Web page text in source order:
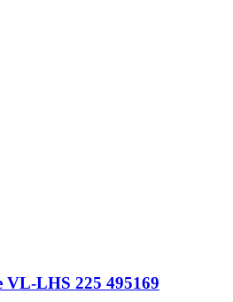
VL-LHS 225 495169